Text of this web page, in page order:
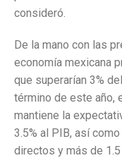
consideró.
De la mano con las
economía mexicana
que superarían 3%
término de este año,
mantiene la
3.5% al PIB, así
directos y más de